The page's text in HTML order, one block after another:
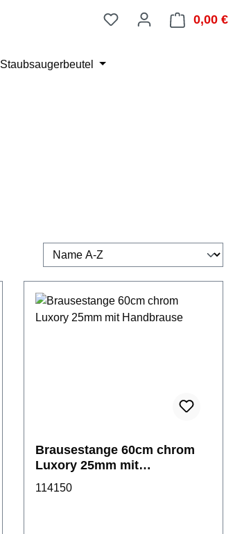
0,00 €
Staubsaugerbeutel
Brausestange 60cm chrom
Luxory 25mm mit
Handbrause
114150